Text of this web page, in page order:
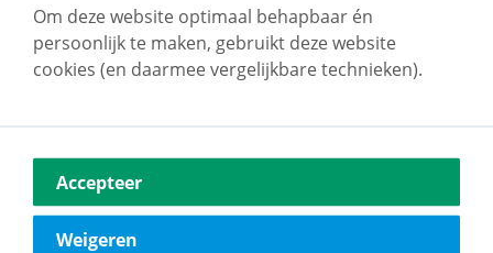
Vestdijk 180
5611 CZ Eindhoven
040-2696949
Om deze website optimaal behapbaar én
persoonlijk te maken, gebruikt deze website
cookies (en daarmee vergelijkbare technieken).
Accepteer
Weigeren